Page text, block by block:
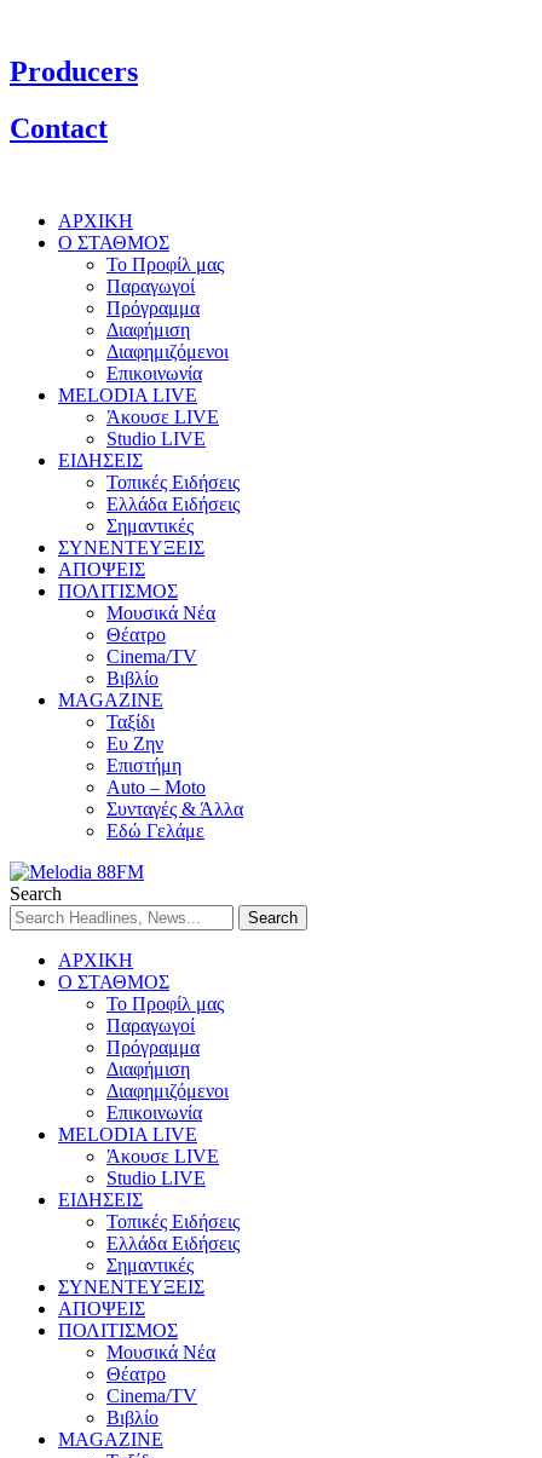
Producers
Contact
ΑΡΧΙΚΗ
Ο ΣΤΑΘΜΟΣ
Το Προφίλ μας
Παραγωγοί
Πρόγραμμα
Διαφήμιση
Διαφημιζόμενοι
Επικοινωνία
MELODIA LIVE
Άκουσε LIVE
Studio LIVE
ΕΙΔΗΣΕΙΣ
Τοπικές Ειδήσεις
Ελλάδα Ειδήσεις
Σημαντικές
ΣΥΝΕΝΤΕΥΞΕΙΣ
ΑΠΟΨΕΙΣ
ΠΟΛΙΤΙΣΜΟΣ
Μουσικά Νέα
Θέατρο
Cinema/TV
Βιβλίο
MAGAZINE
Ταξίδι
Ευ Ζην
Επιστήμη
Auto – Moto
Συνταγές & Άλλα
Εδώ Γελάμε
Search
ΑΡΧΙΚΗ
Ο ΣΤΑΘΜΟΣ
Το Προφίλ μας
Παραγωγοί
Πρόγραμμα
Διαφήμιση
Διαφημιζόμενοι
Επικοινωνία
MELODIA LIVE
Άκουσε LIVE
Studio LIVE
ΕΙΔΗΣΕΙΣ
Τοπικές Ειδήσεις
Ελλάδα Ειδήσεις
Σημαντικές
ΣΥΝΕΝΤΕΥΞΕΙΣ
ΑΠΟΨΕΙΣ
ΠΟΛΙΤΙΣΜΟΣ
Μουσικά Νέα
Θέατρο
Cinema/TV
Βιβλίο
MAGAZINE